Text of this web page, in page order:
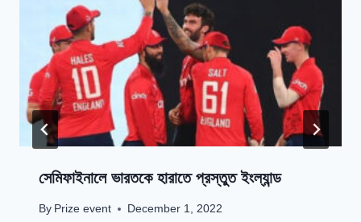
সেমিফাইনালে ভারতকে হারাতে প্রস্তুত ইংল্যান্ড
By Prize event December 1, 2022